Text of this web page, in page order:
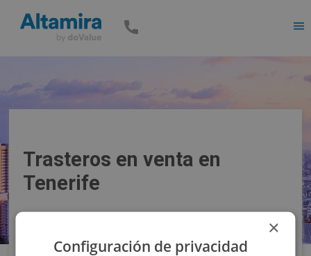
Trasteros en venta en
Tenerife
×
Configuración de privacidad